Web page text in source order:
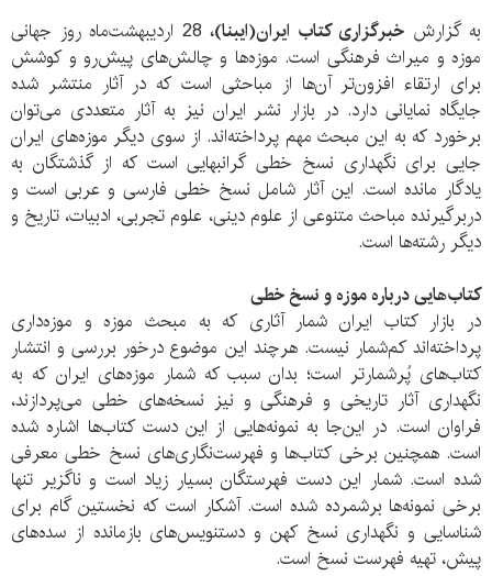
به گزارش خبرگزاری کتاب ایران(ایبنا)،
28 اردیبهشت‌ماه روز جهانی
موزه و میراث فرهنگی است. موزه‌ها و چالش‌های پیش‌رو و کوشش
برای ارتقاء افزون‌تر آن‌ها از مباحثی است که در آثار منتشر شده
جایگاه نمایانی دارد. در بازار نشر ایران نیز به آثار متعددی می‌توان
برخورد که به این مبحث مهم پرداخته‌اند. از سوی دیگر موزه‌های ایران
جایی برای نگهداری نسخ خطی گرانبهایی است که از گذشتگان به
یادگار مانده است. این آثار شامل نسخ خطی فارسی و عربی است و
دربرگیرنده‌ مباحث متنوعی از علوم دینی، علوم تجربی، ادبیات، تاریخ و
دیگر رشته‌ها است.
کتاب‌هایی درباره‌ موزه و نسخ خطی
در بازار کتاب ایران شمار آثاری که به مبحث موزه و موزه‌داری
پرداخته‌اند کم‌شمار نیست. هرچند این موضوع درخور بررسی و انتشار
کتاب‌های پُرشمارتر است؛ بدان سبب که شمار موزه‌های ایران که به
نگهداری آثار تاریخی و فرهنگی و نیز نسخه‌های خطی می‌پردازند،
فراوان است. در این‌جا به نمونه‌هایی از این دست کتاب‌ها اشاره شده
است. همچنین برخی کتاب‌‌ها و فهرست‌نگاری‌های نسخ خطی معرفی
شده است. شمار این دست فهرستگان بسیار زیاد است و ناگزیر تنها
برخی نمونه‌ها برشمرده شده است. آشکار است که نخستین گام برای
شناسایی و نگهداری نسخ کهن و دستنویس‌های بازمانده از سده‌های
پیش، تهیه فهرست نسخ است.